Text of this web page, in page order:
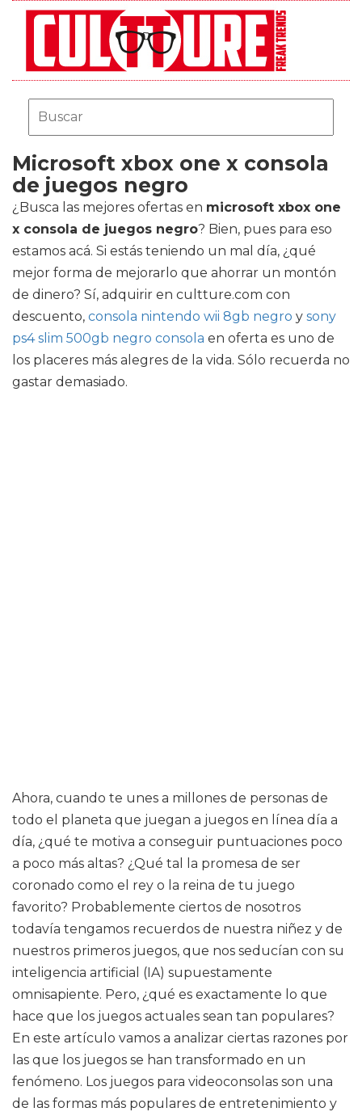
Microsoft xbox one x consola
de juegos negro
¿Busca las mejores ofertas en microsoft xbox one
x consola de juegos negro? Bien, pues para eso
estamos acá. Si estás teniendo un mal día, ¿qué
mejor forma de mejorarlo que ahorrar un montón
de dinero? Sí, adquirir en cultture.com con
descuento, consola nintendo wii 8gb negro y sony
ps4 slim 500gb negro consola en oferta es uno de
los placeres más alegres de la vida. Sólo recuerda no
gastar demasiado.
Ahora, cuando te unes a millones de personas de
todo el planeta que juegan a juegos en línea día a
día, ¿qué te motiva a conseguir puntuaciones poco
a poco más altas? ¿Qué tal la promesa de ser
coronado como el rey o la reina de tu juego
favorito? Probablemente ciertos de nosotros
todavía tengamos recuerdos de nuestra niñez y de
nuestros primeros juegos, que nos seducían con su
inteligencia artificial (IA) supuestamente
omnisapiente. Pero, ¿qué es exactamente lo que
hace que los juegos actuales sean tan populares?
En este artículo vamos a analizar ciertas razones por
las que los juegos se han transformado en un
fenómeno. Los juegos para videoconsolas son una
de las formas más populares de entretenimiento y